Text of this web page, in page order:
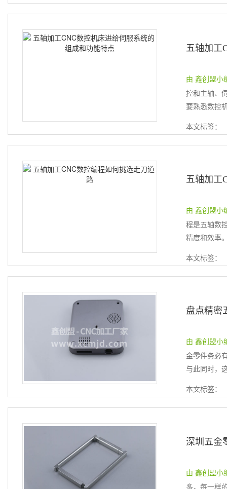
由 鑫创盟小
控和主轴、
要熟悉数控
本文标签：
五轴加工
由 鑫创盟小
程是五轴数
精度和效率
本文标签：
由 鑫创盟小
金零件务必
与此同时，
本文标签：
由 鑫创盟小
多，每一样